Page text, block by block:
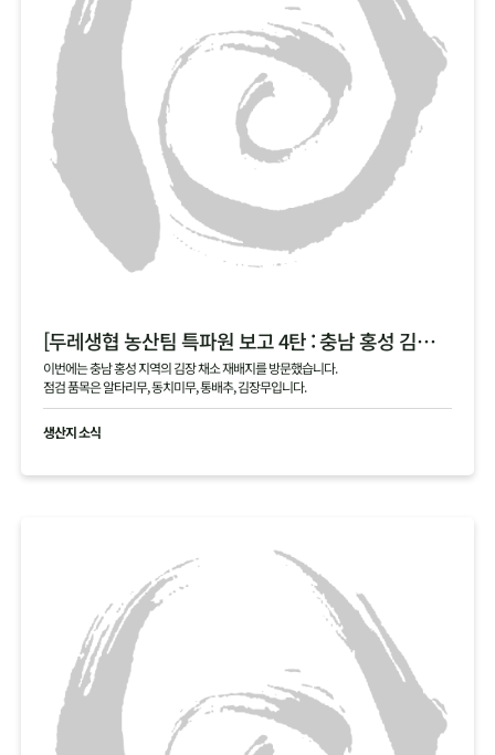
[두레생협 농산팀 특파원 보고 4탄 : 충남 홍성 김장 채소 필지 점검 현황 공유]
이번에는 충남 홍성 지역의 김장 채소 재배지를 방문했습니다.
점검 품목은 알타리무, 동치미무, 통배추, 김장무입니다.
생산지 소식